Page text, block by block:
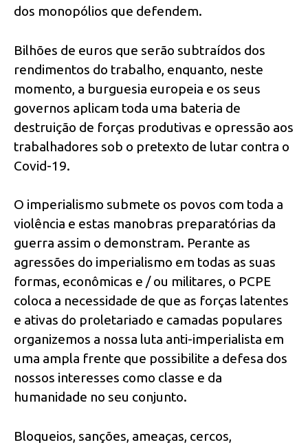
dos monopólios que defendem.
Bilhões de euros que serão subtraídos dos
rendimentos do trabalho, enquanto, neste
momento, a burguesia europeia e os seus
governos aplicam toda uma bateria de
destruição de forças produtivas e opressão aos
trabalhadores sob o pretexto de lutar contra o
Covid-19.
O imperialismo submete os povos com toda a
violência e estas manobras preparatórias da
guerra assim o demonstram. Perante as
agressões do imperialismo em todas as suas
formas, econômicas e / ou militares, o PCPE
coloca a necessidade de que as forças latentes
e ativas do proletariado e camadas populares
organizemos a nossa luta anti-imperialista em
uma ampla frente que possibilite a defesa dos
nossos interesses como classe e da
humanidade no seu conjunto.
Bloqueios, sanções, ameaças, cercos,